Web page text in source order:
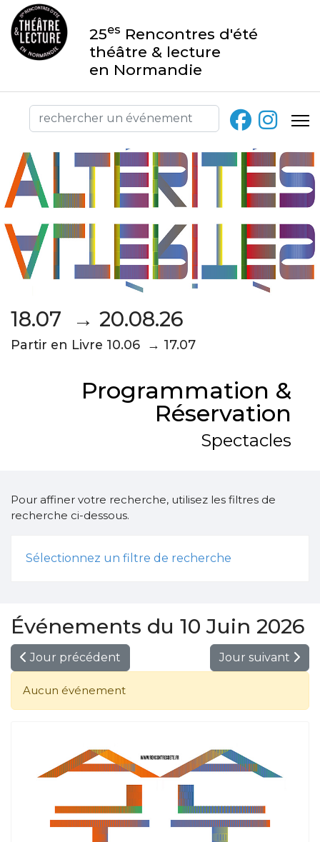
25es Rencontres d'été
théâtre & lecture
en Normandie
18.07 → 20.08.26
Partir en Livre 10.06 → 17.07
Programmation &
Réservation
Spectacles
Pour affiner votre recherche, utilisez les filtres de
recherche ci-dessous.
Sélectionnez un filtre de recherche
Événements du 10 Juin 2026
Jour précédent Jour suivant
Aucun événement